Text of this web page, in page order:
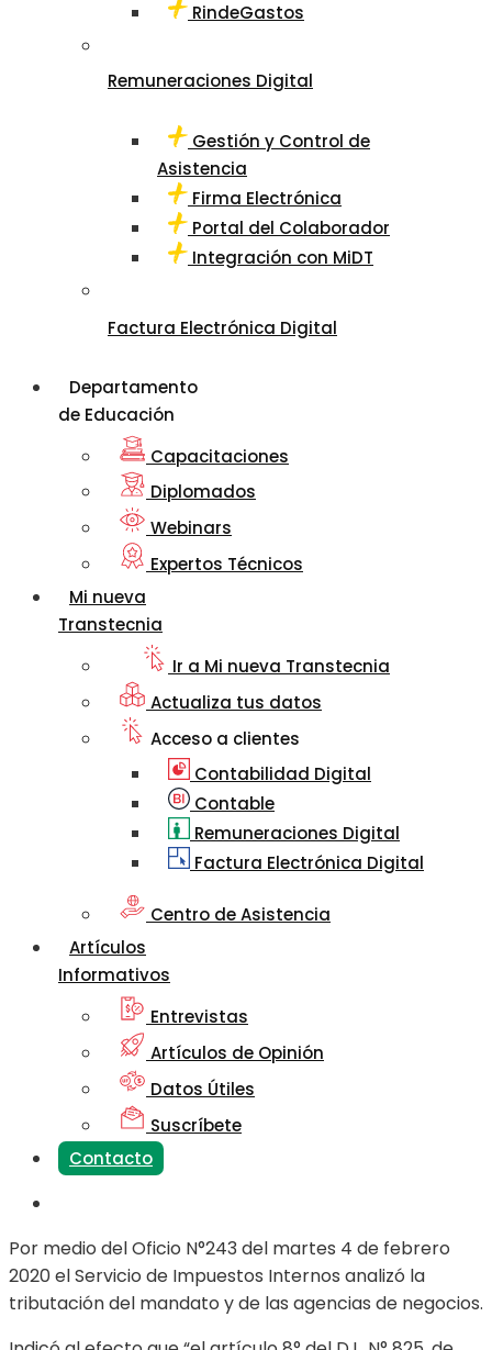
RindeGastos
Remuneraciones Digital
Gestión y Control de
Asistencia
Firma Electrónica
Portal del Colaborador
Integración con MiDT
Factura Electrónica Digital
Departamento
de Educación
Capacitaciones
Diplomados
Webinars
Expertos Técnicos
Mi nueva
Transtecnia
Ir a Mi nueva Transtecnia
Actualiza tus datos
Acceso a clientes
Contabilidad Digital
Contable
Remuneraciones Digital
Factura Electrónica Digital
Centro de Asistencia
Artículos
Informativos
Entrevistas
Artículos de Opinión
Datos Útiles
Suscríbete
Contacto
Por medio del Oficio N°243 del martes 4 de febrero
2020 el Servicio de Impuestos Internos analizó la
tributación del mandato y de las agencias de negocios.